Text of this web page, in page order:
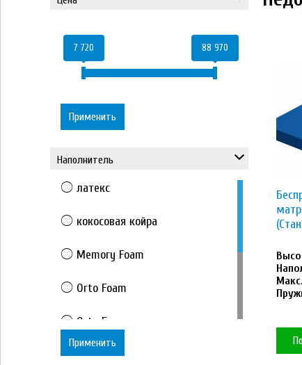
7 720 88 970
Применить
Наполнитель
латекс
кокосовая койра
Memory Foam
Orto Foam
Orto Foam с массажным
Применить